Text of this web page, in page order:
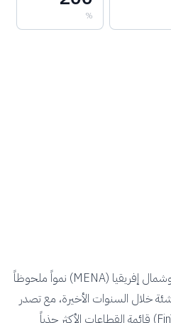
%
شهدت منطقة الشرق الأوسط وشمال إفريقيا (MENA) نمواً ملحوظاً
خلال السنوات الأخيرة، مع تصدر
قطاع التكنولوجيا المالية (FinTech) قائمة القطاعات الأكثر جذباً